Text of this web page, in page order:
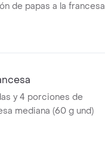
de papas a la francesa
y 4 porciones de
mediana (60 g und)